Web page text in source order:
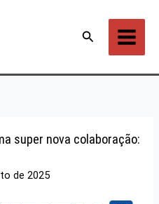
Pesquisar
super nova colaboração:
de 2025